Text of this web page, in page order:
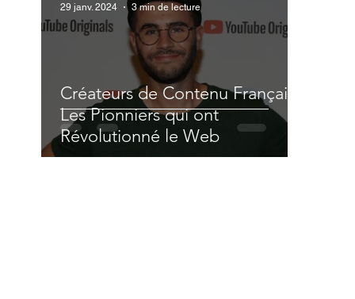
Créateurs de Contenu Français :
Les Pionniers qui ont
Révolutionné le Web
29 janv. 2024 3 min de lecture